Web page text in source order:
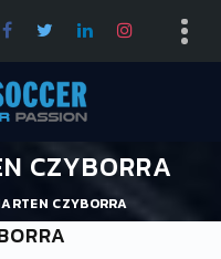
CZYBORRA
CZYBORRA